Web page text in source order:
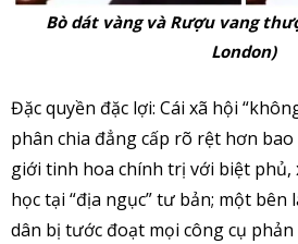
Bò dát vàng và Rượu vang
London)
Đặc quyền đặc lợi: Cái xã hội
phân chia đẳng cấp rõ rệt hơn
giới tinh hoa chính trị với biệt phủ,
học tại “địa ngục” tư bản; một bên
dân bị tước đoạt mọi công cụ phản